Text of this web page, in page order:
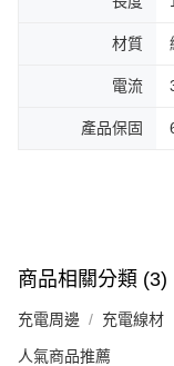
材質
電流
產品保固
商品相關分類 (3)
充電周邊 充電線材
人氣商品推薦